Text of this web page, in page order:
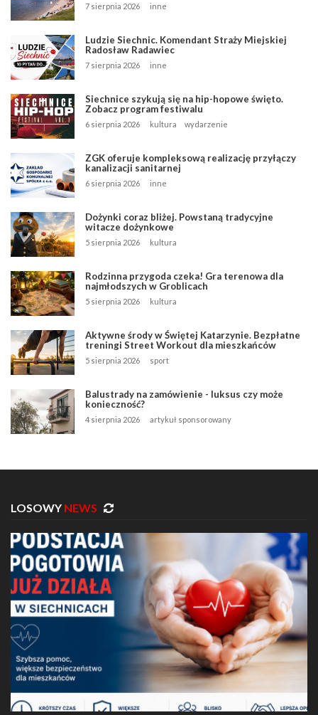
7 sierpnia 2026 inne
Ludzie Siechnic. Komendant Straży Miejskiej
Radosław Radawiec
7 sierpnia 2026 inne
Siechnice szykują się na hip-hopowe święto.
Zobacz program festiwalu
6 sierpnia 2026 kultura wydarzenie
ZGK oferuje kompleksową realizację przyłączy
kanalizacji sanitarnej
6 sierpnia 2026 inne
Dożynki coraz bliżej. Powstaną tradycyjne
witacze dożynkowe
5 sierpnia 2026 kultura
Rodzinna przygoda czeka! Gra terenowa dla
najmłodszych w Groblicach
5 sierpnia 2026 kultura
Aktywne środy w Świętej Katarzynie. Bezpłatne
treningi Street Workout dla mieszkańców
5 sierpnia 2026 sport
Balustrady na zamówienie - luksus czy może
konieczność?
4 sierpnia 2026 artykuł sponsorowany
LOSOWY NEWS